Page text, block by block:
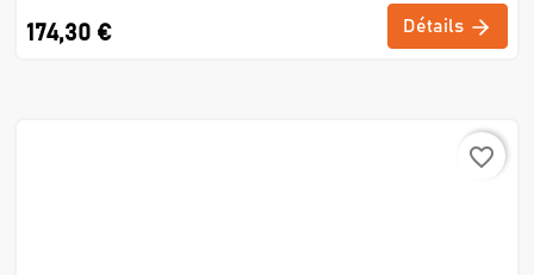
174,30 € Détails
favorite_border